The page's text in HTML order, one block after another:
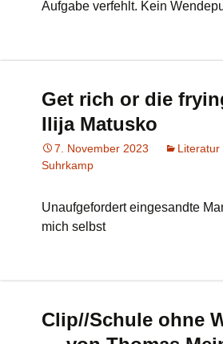
Aufgabe verfehlt. Kein
Get rich or die
Ilija Matusko
7. November 2023 Literatur
Suhrkamp
Unaufgefordert eingesandte
mich selbst
Clip//Schule ohne